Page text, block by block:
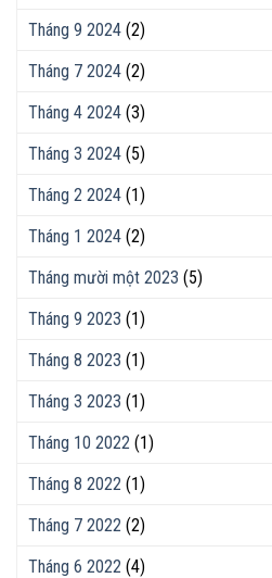
Tháng 9 2024 (2)
Tháng 7 2024 (2)
Tháng 4 2024 (3)
Tháng 3 2024 (5)
Tháng 2 2024 (1)
Tháng 1 2024 (2)
Tháng mười một 2023 (5)
Tháng 9 2023 (1)
Tháng 8 2023 (1)
Tháng 3 2023 (1)
Tháng 10 2022 (1)
Tháng 8 2022 (1)
Tháng 7 2022 (2)
Tháng 6 2022 (4)